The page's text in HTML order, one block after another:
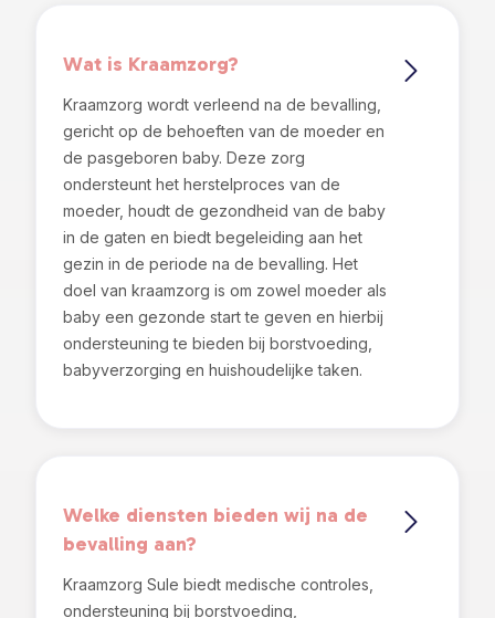
Wat is Kraamzorg?
Kraamzorg wordt verleend na de bevalling,
gericht op de behoeften van de moeder en
de pasgeboren baby. Deze zorg
ondersteunt het herstelproces van de
moeder, houdt de gezondheid van de baby
in de gaten en biedt begeleiding aan het
gezin in de periode na de bevalling. Het
doel van kraamzorg is om zowel moeder als
baby een gezonde start te geven en hierbij
ondersteuning te bieden bij borstvoeding,
babyverzorging en huishoudelijke taken.
Welke diensten bieden wij na de
bevalling aan?
Kraamzorg Sule biedt medische controles,
ondersteuning bij borstvoeding,